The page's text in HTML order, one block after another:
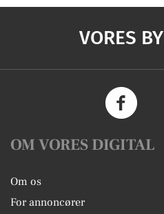
VORES BY
OM VORES DIGITAL
Om os
For annoncører